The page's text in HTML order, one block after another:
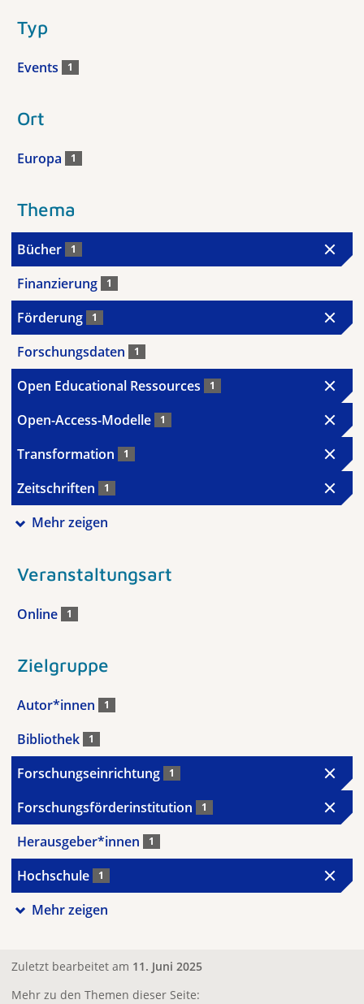
Typ
Events 1
Ort
Europa 1
Thema
Bücher 1
Finanzierung 1
Förderung 1
Forschungsdaten 1
Open Educational Ressources 1
Open-Access-Modelle 1
Transformation 1
Zeitschriften 1
Mehr zeigen
Veranstaltungsart
Online 1
Zielgruppe
Autor*innen 1
Bibliothek 1
Forschungseinrichtung 1
Forschungsförderinstitution 1
Herausgeber*innen 1
Hochschule 1
Mehr zeigen
Zuletzt bearbeitet am 11. Juni 2025
Mehr zu den Themen dieser Seite: